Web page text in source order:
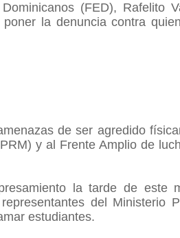
(FED), Rafelito
poner la denuncia contra
de ser agredido
y al Frente Amplio de
la tarde de este
del Ministerio
estudiantes.